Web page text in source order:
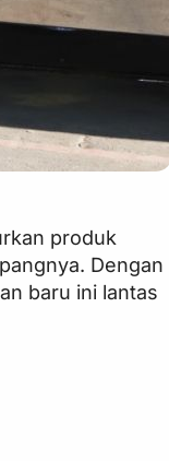
produk
Dengan
baru ini lantas